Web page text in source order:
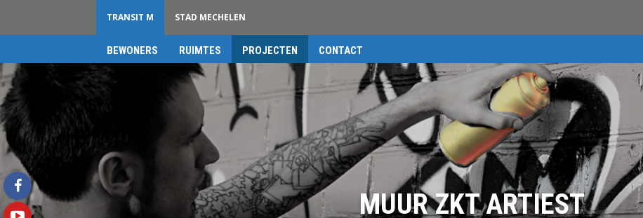
TRANSIT M STAD MECHELEN
BEWONERS RUIMTES PROJECTEN CONTACT
Transit
M
MUUR ZKT ARTIEST
facebook